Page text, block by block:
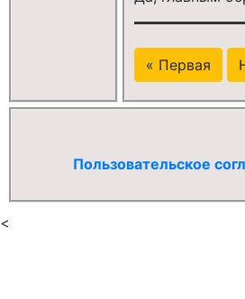
« Первая
Пользовательское
<